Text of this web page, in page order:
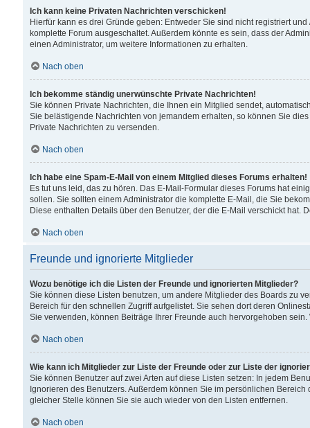
Ich kann keine Privaten Nachrichten verschicken!
Hierfür kann es drei Gründe geben: Entweder Sie sind nicht registriert
komplette Forum ausgeschaltet. Außerdem könnte es sein, dass der
einen Administrator, um weitere Informationen zu erhalten.
Nach oben
Ich bekomme ständig unerwünschte Private Nachrichten!
Sie können Private Nachrichten, die Ihnen ein Mitglied sendet,
Sie belästigende Nachrichten von jemandem erhalten, so können Sie
Private Nachrichten zu versenden.
Nach oben
Ich habe eine Spam-E-Mail von einem Mitglied dieses Forums erhalten!
Es tut uns leid, das zu hören. Das E-Mail-Formular dieses Forums hat
sollen. Sie sollten einem Administrator die komplette E-Mail, die Sie
Diese enthalten Details über den Benutzer, der die E-Mail verschickt hat.
Nach oben
Freunde und ignorierte Mitglieder
Wozu benötige ich die Listen der Freunde und ignorierten Mitglieder?
Sie können diese Listen benutzen, um andere Mitglieder des Boards zu
Bereich für den schnellen Zugriff aufgelistet. Sie sehen dort deren
Sie verwenden, können Beiträge Ihrer Freunde auch hervorgehoben
Nach oben
Wie kann ich Mitglieder zur Liste der Freunde oder zur Liste der
Sie können Benutzer auf zwei Arten auf diese Listen setzen: In jedem
Ignorieren des Benutzers. Außerdem können Sie im persönlichen
gleicher Stelle können Sie sie auch wieder von den Listen entfernen.
Nach oben